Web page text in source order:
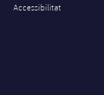
Accessibilitat